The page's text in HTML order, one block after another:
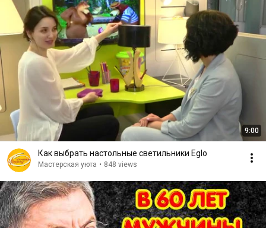
9:00
Как выбрать настольные светильники Eglo
Мастерская уюта • 848 views